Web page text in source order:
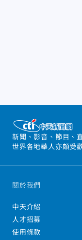
新聞、影音、節目、
世界各地華人亦頗受
關於我們
中天介紹
人才招募
使用條款